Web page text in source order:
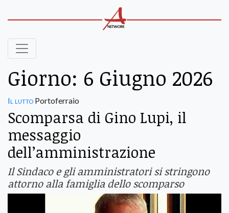
Giorno: 6 Giugno 2026
Il lutto Portoferraio
Scomparsa di Gino Lupi, il
messaggio
dell’amministrazione
Il Sindaco e gli amministratori si stringono
attorno alla famiglia dello scomparso